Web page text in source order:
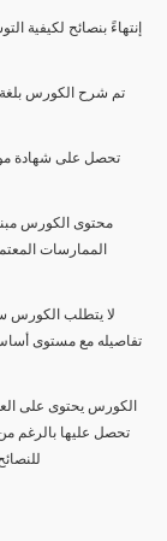
إنتهاءً بنصائح لكيفية
تم شرح الكورس
تحصل على شهادة
محتوى الكورس
الممارسات
لا يتطلب الكورس
تفاصيله مع مستوى
الكورس يحتوى على
تحصل عليها بالرغم